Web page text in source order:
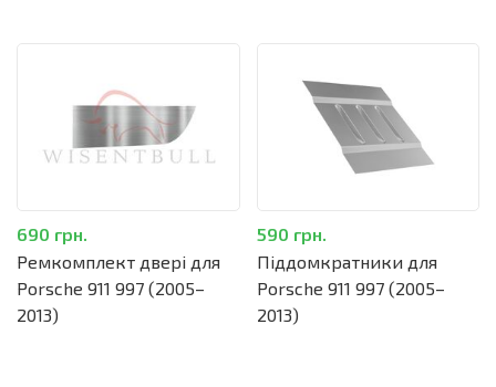
Ремкомплект двері для
Porsche 911 997 (2005–
2013)
690 грн.
Піддомкратники для
Porsche 911 997 (2005–
2013)
590 грн.